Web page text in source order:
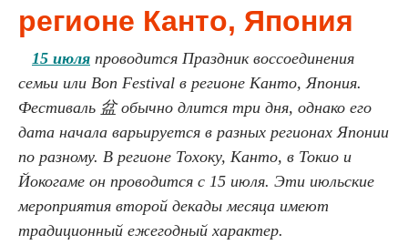
регионе Канто, Япония
15 июля проводится Праздник воссоединения
семьи или Bon Festival в регионе Канто, Япония.
Фестиваль 盆 обычно длится три дня, однако его
дата начала варьируется в разных регионах Японии
по разному. В регионе Тохоку, Канто, в Токио и
Йокогаме он проводится с 15 июля. Эти июльские
мероприятия второй декады месяца имеют
традиционный ежегодный характер.